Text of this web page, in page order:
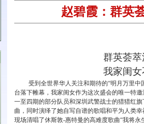
赵碧霞：群英
群英荟
我家闺
受到全世界华人关注和期待的“明月万里中
台落下帷幕，我家闺女作为这次盛会的唯一特
一至四期的部分队员和深圳武警战士的猎猎红
曲，同时演绎了她自写自谱的歌唱和平为人类
现场清唱了休斯敦-惠特曼的高难度歌曲“我将永